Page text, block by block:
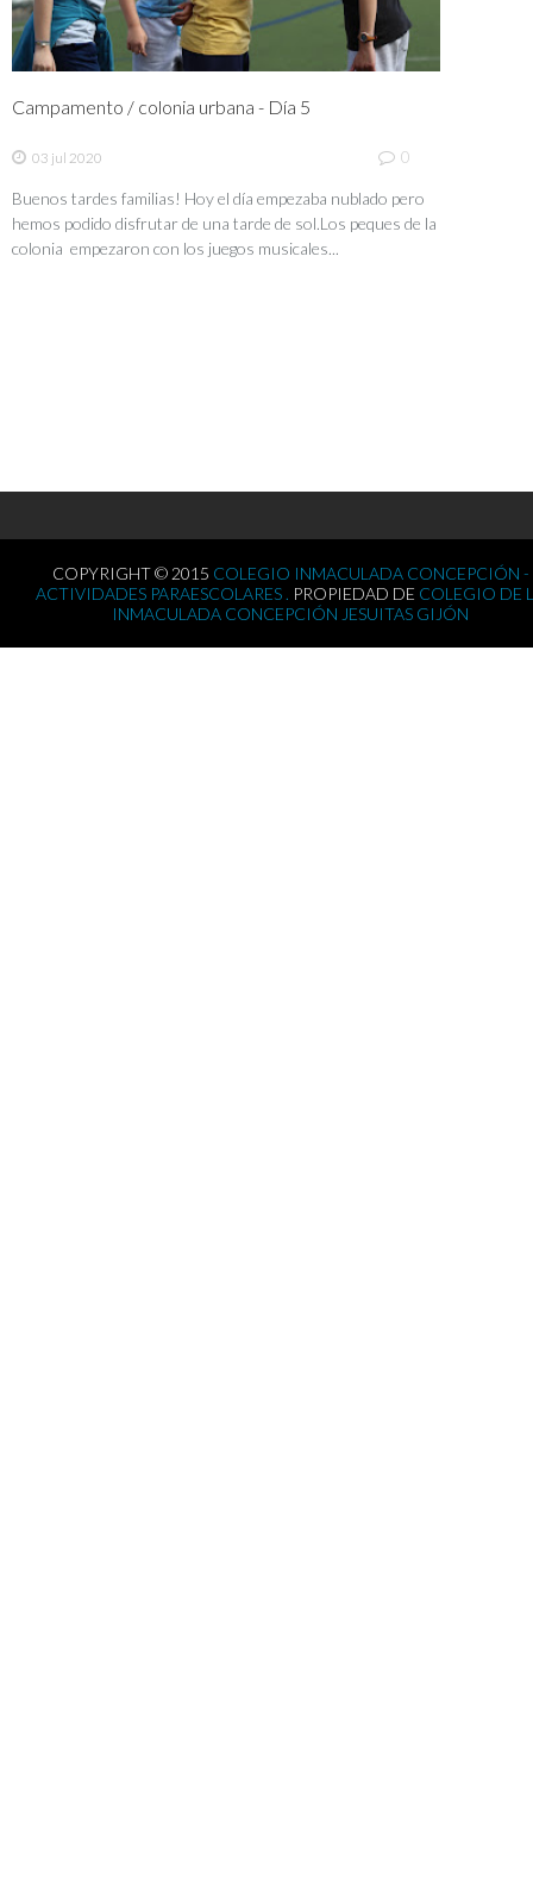
Campamento / colonia urbana - Día 5
03 jul 2020 0
Buenos tardes familias! Hoy el día empezaba nublado pero
hemos podido disfrutar de una tarde de sol.Los peques de la
colonia empezaron con los juegos musicales...
COPYRIGHT © 2015 COLEGIO INMACULADA CONCEPCIÓN -
ACTIVIDADES PARAESCOLARES . PROPIEDAD DE COLEGIO DE
INMACULADA CONCEPCIÓN JESUITAS GIJÓN